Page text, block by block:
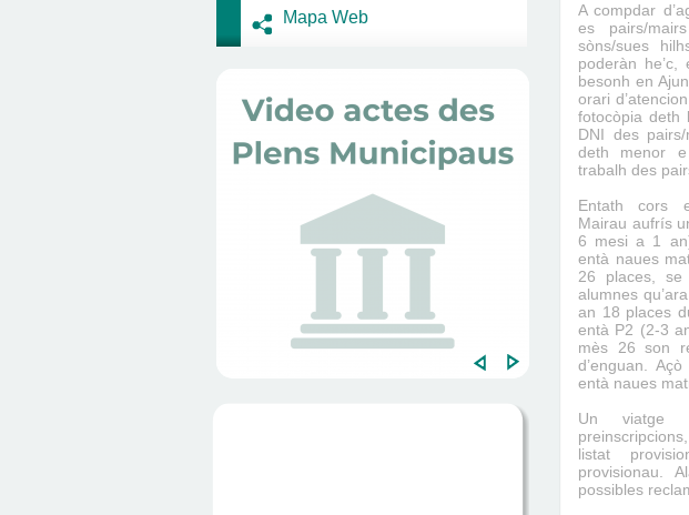
Mapa Web
A compdar
es pairs/
sòns/sues
poderàn
besonh en
orari
fotocòpia deth
DNI des
deth menor
trabalh des
Entath cors
Mairau aufrís
6 mesi a 1
entà naues
26 places,
alumnes
an 18 places
entà P2 (2-3
mès 26 son
d’enguan.
entà naues
Un viatge
listat
provisionau.
possibles